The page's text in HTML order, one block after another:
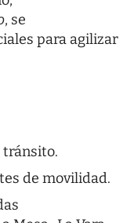
, se
para agilizar
tránsito.
de movilidad.